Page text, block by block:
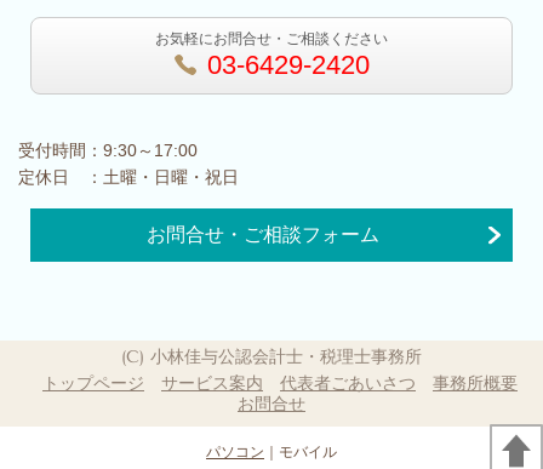
お気軽にお問合せ・ご相談ください
03-6429-2420
受付時間：9:30～17:00
定休日 ：土曜・日曜・祝日
お問合せ・ご相談フォーム
(C) 小林佳与公認会計士・税理士事務所
トップページ
サービス案内 代表者ごあいさつ
事務所概要
お問合せ
パソコン ｜モバイル